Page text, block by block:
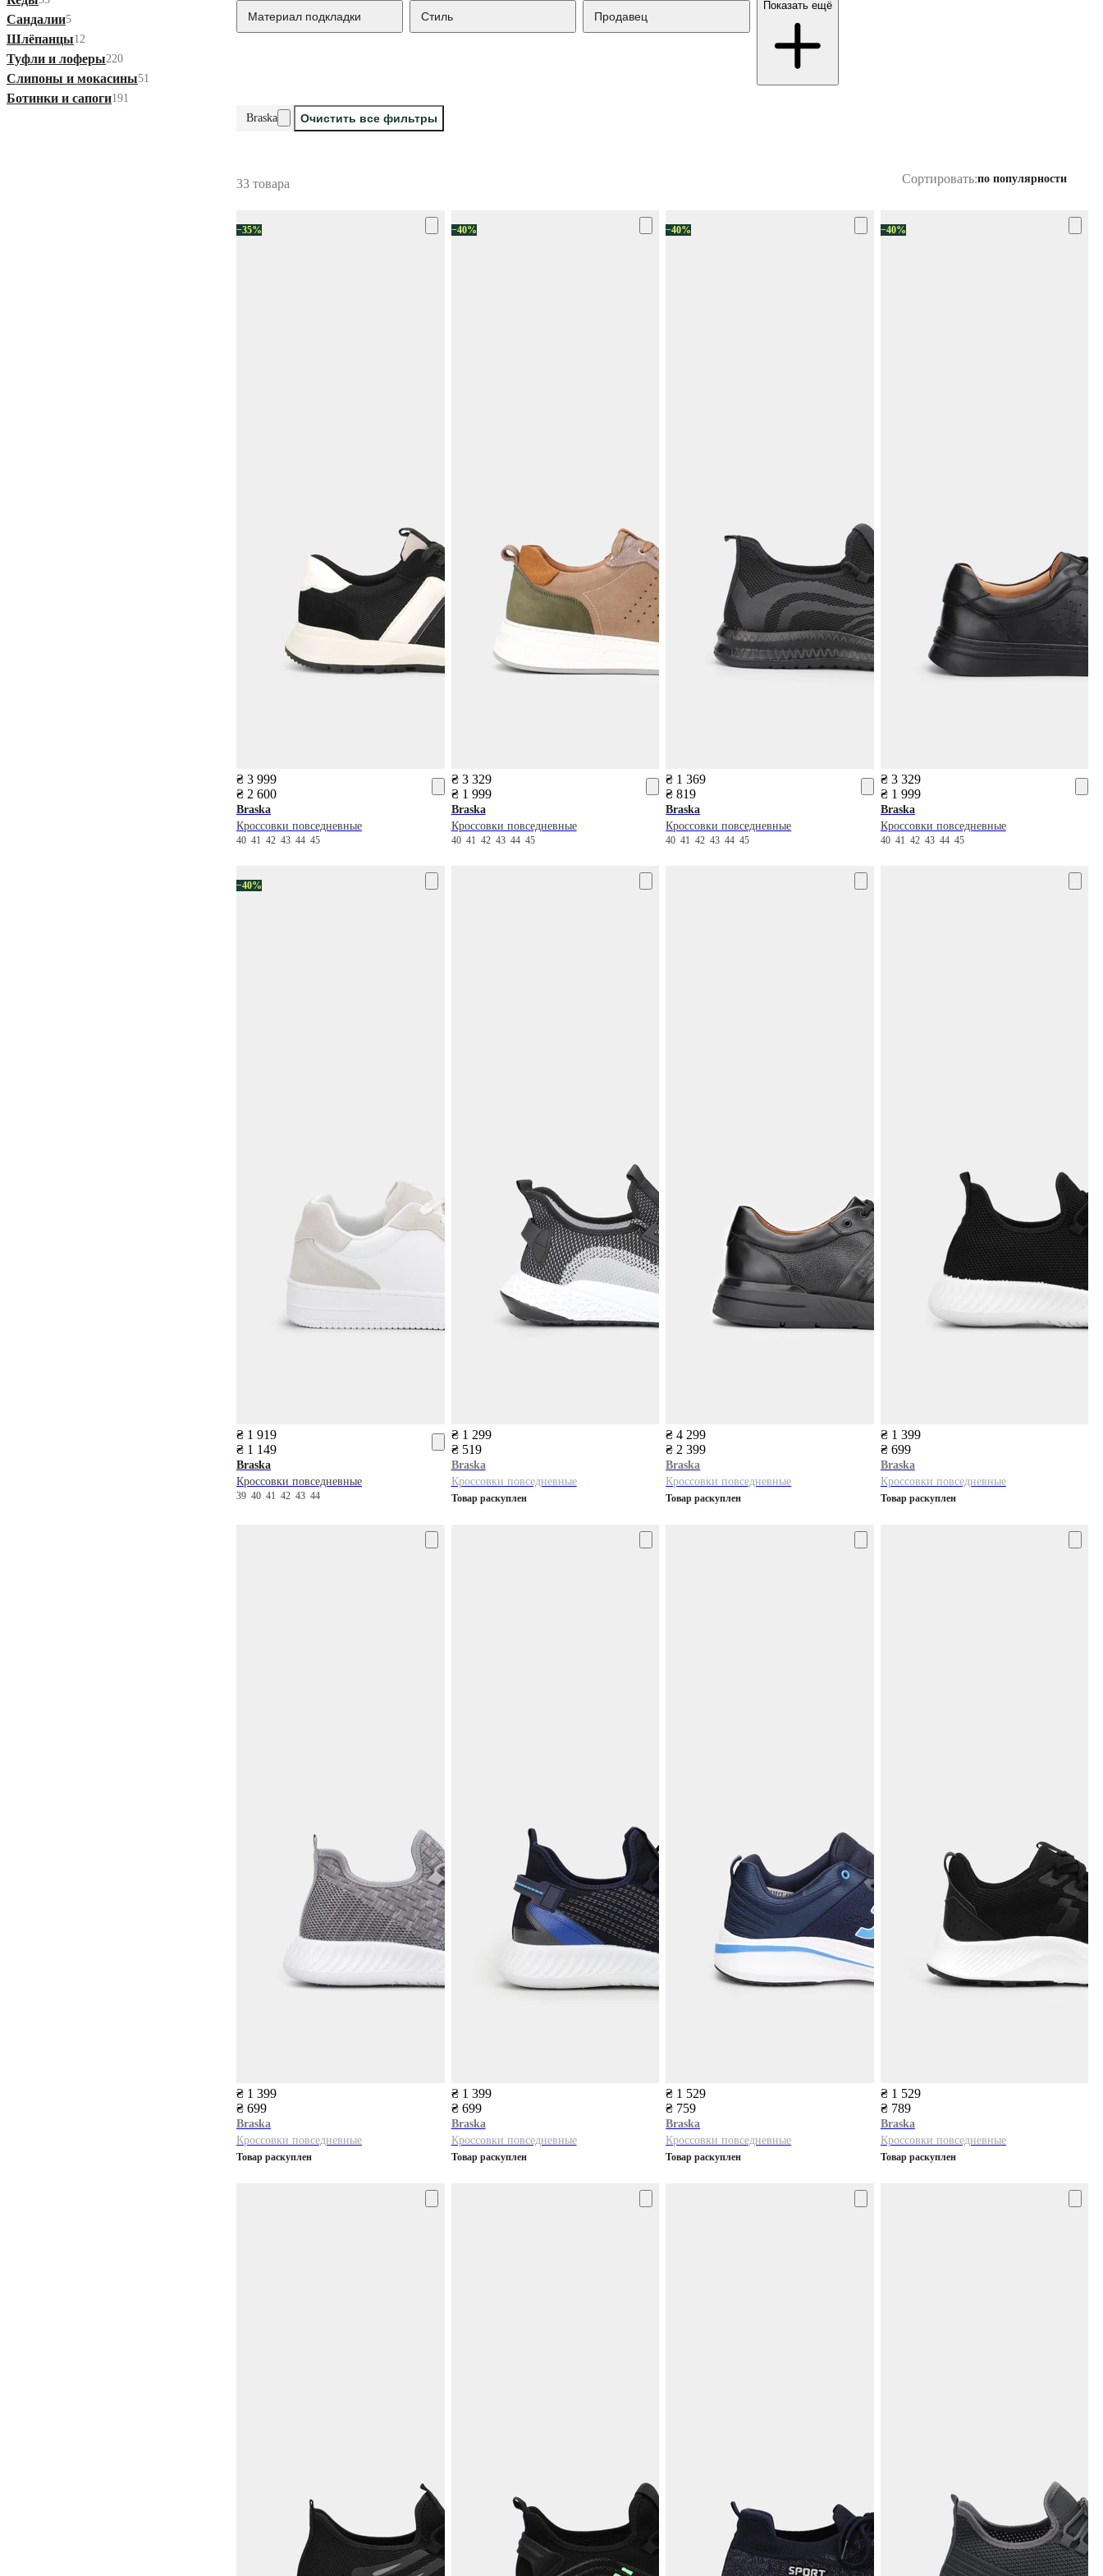
Сандалии5
Шлёпанцы12
Туфли и лоферы220
Слипоны и мокасины51
Ботинки и сапоги191
Материал подкладки Стиль Продавец
Показать ещё
Braska Очистить все фильтры
33 товара Сортировать:по популярности
−35%
₴ 3 999
₴ 2 600
Braska
Кроссовки повседневные
40 41 42 43 44 45
−40%
₴ 3 329
₴ 1 999
Braska
Кроссовки повседневные
40 41 42 43 44 45
−40%
₴ 1 369
₴ 819
Braska
Кроссовки повседневные
404142434445
−40%
₴ 3 329
₴ 1 999
Braska
Кроссовки повседневные
40 41 42 43 44 45
−40%
₴ 1 919
₴ 1 149
Braska
Кроссовки повседневные
39 40 41 42 43 44
₴ 1 299
₴ 519
Braska
Кроссовки повседневные
Товар раскуплен
₴ 4 299
₴ 2 399
Braska
Кроссовки повседневные
Товар раскуплен
₴ 1 399
₴ 699
Braska
Кроссовки повседневные
Товар раскуплен
₴ 1 399
₴ 699
Braska
Кроссовки повседневные
Товар раскуплен
₴ 1 399
₴ 699
Braska
Кроссовки повседневные
Товар раскуплен
₴ 1 529
₴ 759
Braska
Кроссовки повседневные
Товар раскуплен
₴ 1 529
₴ 789
Braska
Кроссовки повседневные
Товар раскуплен